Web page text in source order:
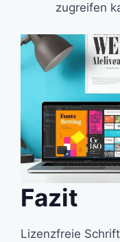
zugreifen
Fazit
Lizenzfreie